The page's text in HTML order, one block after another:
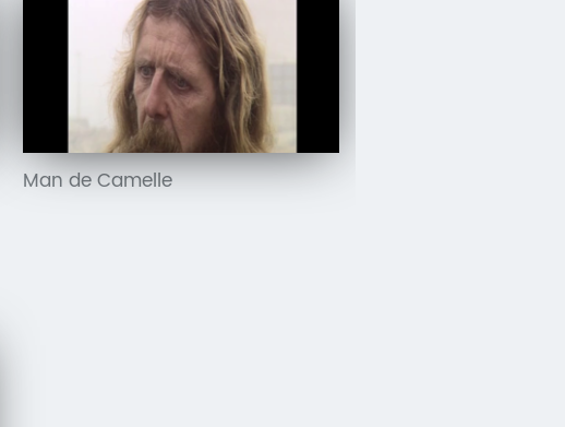
Man de Camelle